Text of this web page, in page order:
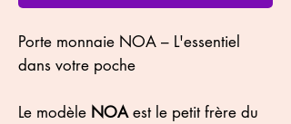
Porte monnaie NOA – L'essentiel
dans votre poche
Le modèle NOAest le petit frère du